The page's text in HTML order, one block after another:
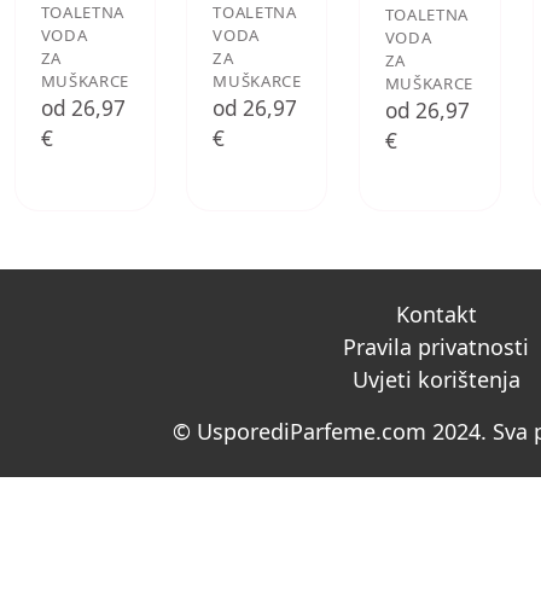
TOALETNA
VODA
ZA
MUŠKARCE
od 26,97
€
TOALETNA
VODA
ZA
MUŠKARCE
od 26,97
€
TOALETNA
VODA
ZA
MUŠKARCE
od 26,97
€
Kontakt
Pravila privatnosti
Uvjeti korištenja
© UsporediParfeme.com 2024. Sva